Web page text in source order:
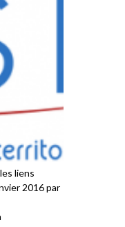
liens
2016 par